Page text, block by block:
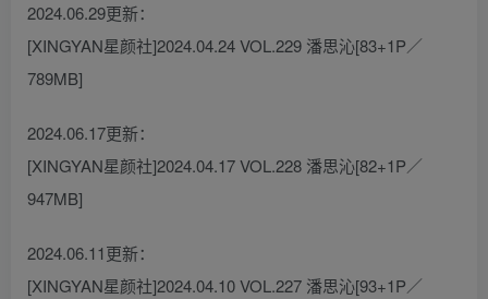
2024.06.29更新：
[XINGYAN星颜社]2024.04.24 VOL.229 潘思沁[83+1P／
789MB]
2024.06.17更新：
[XINGYAN星颜社]2024.04.17 VOL.228 潘思沁[82+1P／
947MB]
2024.06.11更新：
[XINGYAN星颜社]2024.04.10 VOL.227 潘思沁[93+1P／